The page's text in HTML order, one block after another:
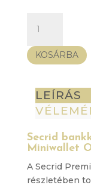
bankkártyatartó
-
Premium
Olive,
KOSÁRBA
LEÍRÁS
Secrid
Miniwallet
A Secrid
részletében